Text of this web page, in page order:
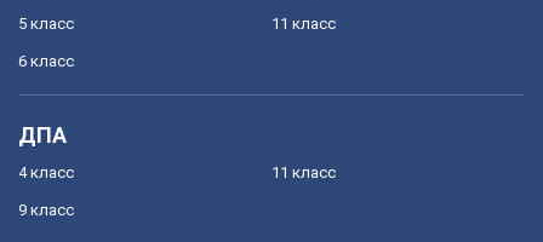
5 класс
6 класс
11 класс
ДПА
4 класс
9 класс
11 класс